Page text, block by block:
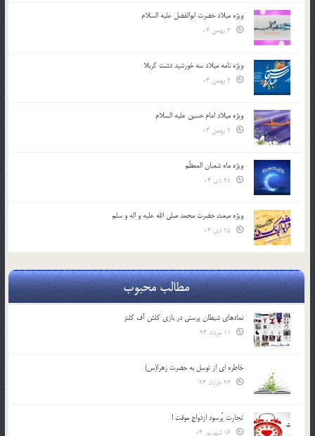
ویژه میلاد حضرت ابوالفضل علیه السلام
ویژه نامه میلاد سه خورشید دشت کربلا
ویژه میلاد امام حسین علیه السلام
ویژه ماه شعبان المعظّم
ویژه مبعث حضرت محمد صلی الله علیه و اله و سلم
مطالب محبوب
نمادهای شیطان پرستی در بازی کلش آف کلنز
خاطره ای از توسل به حضرت زهرا(س)
تجارت پُرسود ازدواج موقت !